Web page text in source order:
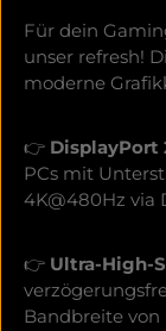
Für dein
unser refresh!
moderne
👉 DisplayPort
PCs mit
4K@480Hz via
👉 Ultra-High-
Bandbreite von